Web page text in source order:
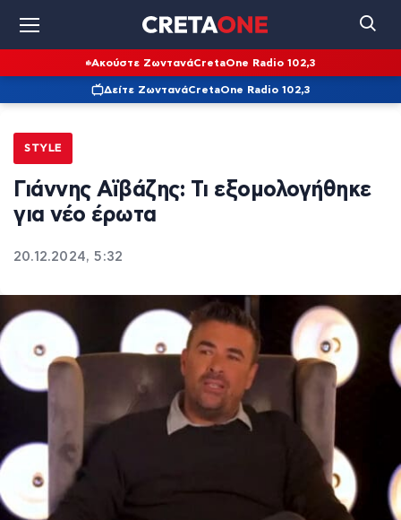
Ακούστε ΖωντανάCretaOne Radio 102,3
Δείτε ΖωντανάCretaOne Radio 102,3
STYLE
Γιάννης Αϊβάζης: Τι εξομολογήθηκε
για νέο έρωτα
20.12.2024, 5:32